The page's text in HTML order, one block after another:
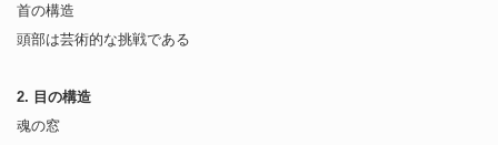
首の構造
頭部は芸術的な挑戦である
2. 目の構造
魂の窓